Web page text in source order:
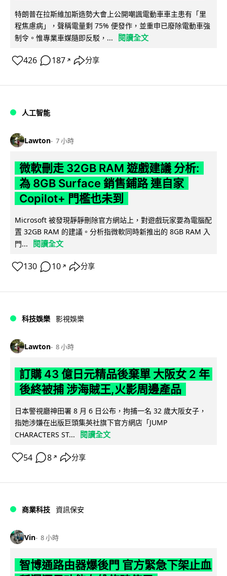
特朗普在拉斯維加斯造勢大會上公開嘲諷電動車車主患有「里
程焦慮病」，聲稱電量剩 75% 便發作，並重申已廢除電動車強
制令。惟專業車媒隨即反駁，...
閱讀全文
426 187 ↗ 分享
人工智能
Lawton 7 小時
微軟刪走 32GB RAM 遊戲建議 分析:
為 8GB Surface 銷售鋪路 連自家
Copilot+ 門檻也未到
Microsoft 被發現靜靜刪除官方網站上，對遊戲玩家要為電腦配
置 32GB RAM 的建議。分析指微軟同時新推出的 8GB RAM 入
門...
閱讀全文
130 10 ↗ 分享
科技娛樂 影視娛樂
Lawton 8 小時
訂購 43 億日元精品後棄單 大阪女 2 年
後終被捕 涉海賊王,火影周邊產品
日本警視廳神田署 8 月 6 日公布，拘捕一名 32 歲大阪女子，
指她涉嫌在出版巨頭集英社旗下官方網店「JUMP
CHARACTERS ST...
閱讀全文
54 8 ↗ 分享
商業科技 資訊保安
Vin 8 小時
智博通路由器爆後門 官方緊急下架止血